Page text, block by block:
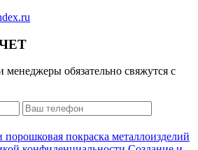
менеджеры обязательно свяжутся с
порошковая покраска металлоизделий